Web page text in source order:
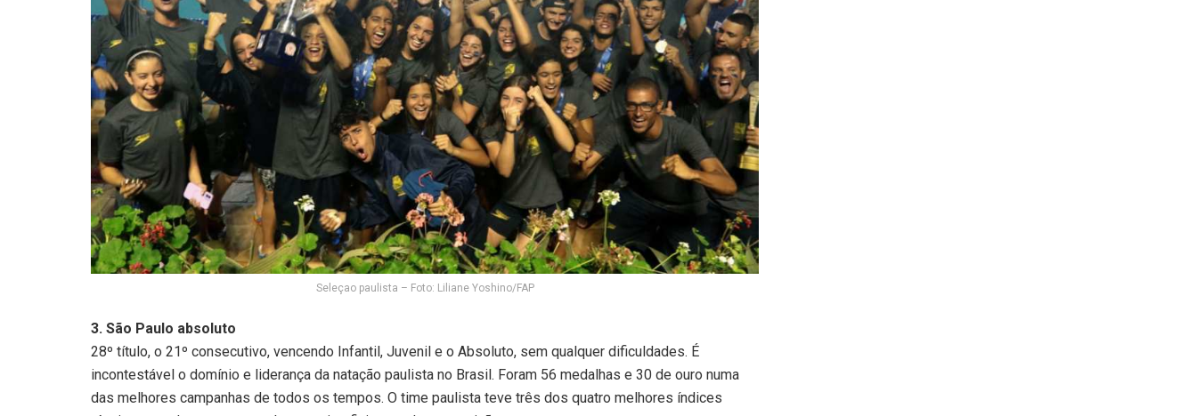
Seleçao paulista – Foto: Liliane Yoshino/FAP
3. São Paulo absoluto
28º título, o 21º consecutivo, vencendo Infantil, Juvenil e o Absoluto, sem qualquer dificuldades. É
incontestável o domínio e liderança da natação paulista no Brasil. Foram 56 medalhas e 30 de ouro numa
das melhores campanhas de todos os tempos. O time paulista teve três dos quatro melhores índices